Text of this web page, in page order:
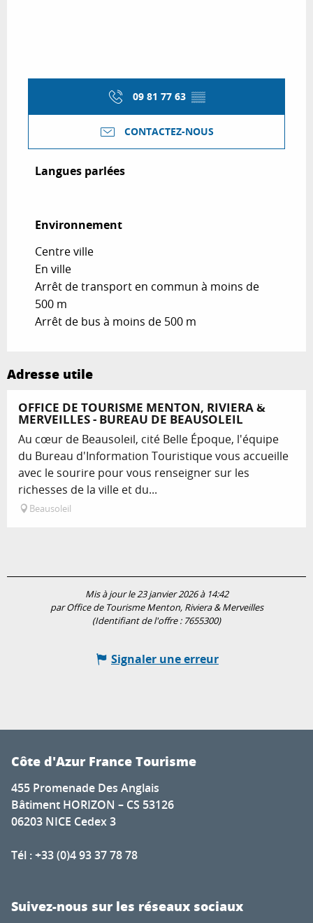
09 81 77 63 ▒▒
CONTACTEZ-NOUS
Langues parlées
Langues parlées
Environnement
Environnement
Centre ville
En ville
Arrêt de transport en commun à moins de
500 m
Arrêt de bus à moins de 500 m
Adresse utile
OFFICE DE TOURISME MENTON, RIVIERA &
MERVEILLES - BUREAU DE BEAUSOLEIL
Au cœur de Beausoleil, cité Belle Époque, l'équipe
du Bureau d'Information Touristique vous accueille
avec le sourire pour vous renseigner sur les
richesses de la ville et du...
Beausoleil
Réservable
Mis à jour le 23 janvier 2026 à 14:42
par Office de Tourisme Menton, Riviera & Merveilles
(Identifiant de l'offre : 7655300)
Signaler une erreur
Côte d'Azur France Tourisme
455 Promenade Des Anglais
Bâtiment HORIZON – CS 53126
06203 NICE Cedex 3
Tél : +33 (0)4 93 37 78 78
Suivez-nous sur les réseaux sociaux